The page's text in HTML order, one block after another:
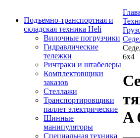
Подъемно-транспортная и
складская техника Heli
Вилочные погрузчики
Гидравлические
тележки
Ричтраки и штабелеры
Комплектовщики
заказов
Стеллажи
Транспортировщики
паллет электрические
Шинные
манипуляторы
Специальная техника
6x4
A